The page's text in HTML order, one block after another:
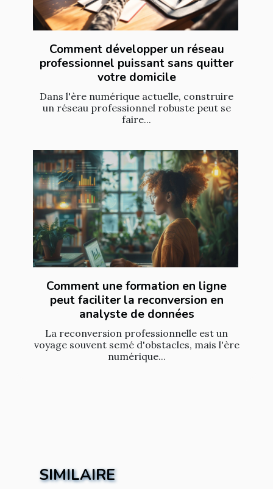
Comment développer un réseau
professionnel puissant sans quitter
votre domicile
Dans l'ère numérique actuelle, construire
un réseau professionnel robuste peut se
faire...
Comment une formation en ligne
peut faciliter la reconversion en
analyste de données
La reconversion professionnelle est un
voyage souvent semé d'obstacles, mais l'ère
numérique...
SIMILAIRE